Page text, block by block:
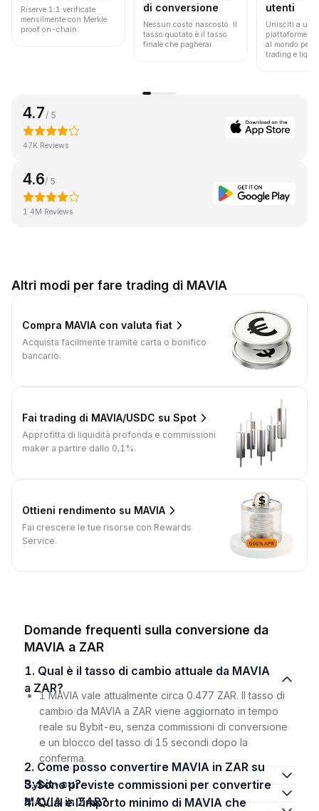
Riserve 1:1 verificate
mensilmente con Merkle
proof on-chain.
di conversione
Nessun costo nascosto. Il
tasso quotato è il tasso
finale che pagherai.
utenti
Unisciti a una
piattaforme
al mondo per
trading e
4.7 / 5
47K Reviews
4.6/ 5
1.4M Reviews
Altri modi per fare trading di MAVIA
Compra MAVIA con valuta fiat
Acquista facilmente tramite carta o bonifico
bancario.
Fai trading di MAVIA/USDC su Spot
Approfitta di liquidità profonda e commissioni
maker a partire dallo 0,1%.
Ottieni rendimento su MAVIA
Fai crescere le tue risorse con Rewards
Service.
Domande frequenti sulla conversione da
MAVIA a ZAR
1. Qual è il tasso di cambio attuale da MAVIA
a ZAR?
1 MAVIA vale attualmente circa 0.477 ZAR. Il tasso di
cambio da MAVIA a ZAR viene aggiornato in tempo
reale su Bybit-eu, senza commissioni di conversione
e un blocco del tasso di 15 secondi dopo la
conferma.
2. Come posso convertire MAVIA in ZAR su
Bybit-eu?
3. Sono previste commissioni per convertire
MAVIA in ZAR?
4. Qual è l'importo minimo di MAVIA che